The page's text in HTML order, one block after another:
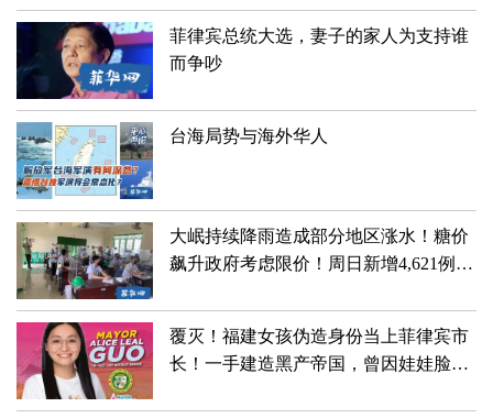
菲律宾总统大选，妻子的家人为支持谁
而争吵
台海局势与海外华人
大岷持续降雨造成部分地区涨水！糖价
飙升政府考虑限价！周日新增4,621例新
覆灭！福建女孩伪造身份当上菲律宾市
长！一手建造黑产帝国，曾因娃娃脸深